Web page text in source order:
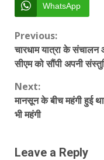
WhatsApp
Continue
Reading
Previous:
चारधाम यात्रा के
सीएम को सौंपी अपनी
Next:
मानसून के बीच महंगी हुई
भी महंगी
Leave a Reply